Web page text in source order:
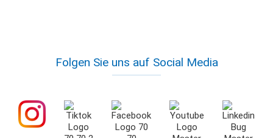
Folgen Sie uns auf Social Media